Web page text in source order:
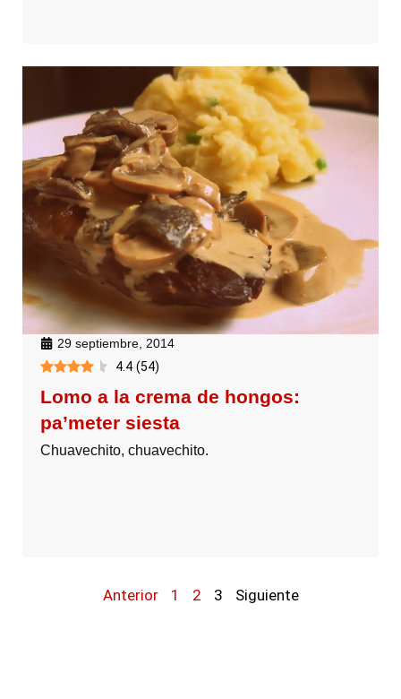
29 septiembre, 2014
4.4 (54)
Lomo a la crema de hongos:
pa’meter siesta
Chuavechito, chuavechito.
Anterior 1 2 3 Siguiente